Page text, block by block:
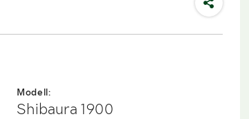
Modell:
Shibaura 1900